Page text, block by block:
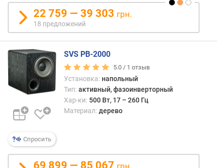
22 759 — 39 303 грн.
18 предложений
Спросить
SVS PB-2000
5.0 / 1 отзыв
Установка: напольный
Тип: активный, фазоинверторный
Хар-ки: 500 Вт, 17 – 260 Гц
Материал: дерево
69 899 — 85 067 грн.